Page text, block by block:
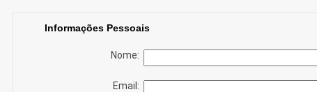
Informações Pessoais
Nome:
Email: